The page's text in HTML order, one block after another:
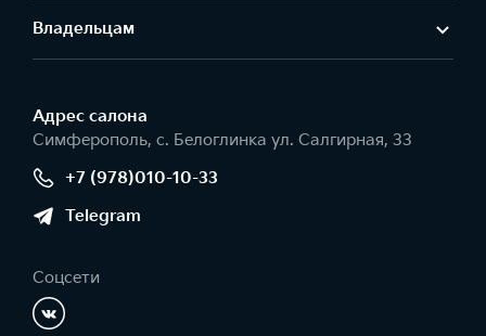
Владельцам
Адрес салонa
Симферополь, с. Белоглинка ул. Салгирная, 33
+7 (978)010-10-33
Telegram
Соцсети